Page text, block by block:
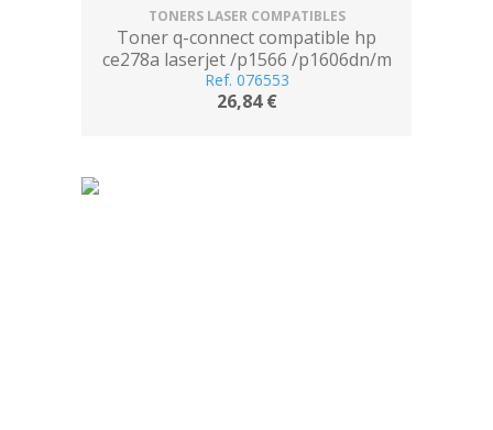
TONERS LASER COMPATIBLES
Toner q-connect compatible hp
ce278a laserjet /p1566 /p1606dn/m
1536dnf/mpf -2100 pag- negro
Ref. 076553
26,84 €